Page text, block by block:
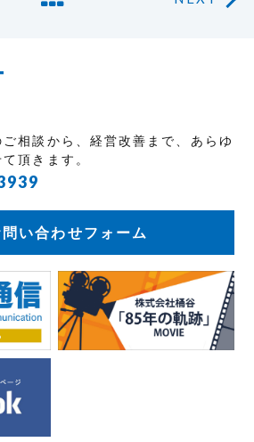
相談から、経営改善まで、あらゆ
頂きます。
問い合わせフォーム